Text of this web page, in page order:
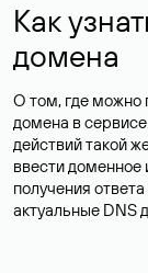
Как
домена
О том, где можно
домена в
действий такой
ввести доменное
получения
актуальные DNS